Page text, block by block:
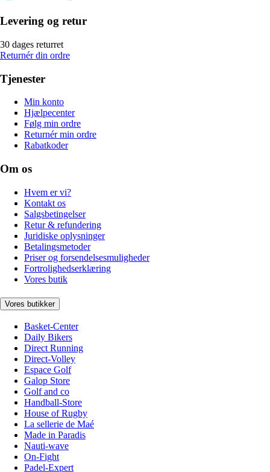
Levering og retur
30 dages returret
Returnér din ordre
Tjenester
Min konto
Hjælpecenter
Følg min ordre
Returnér min ordre
Rabatkoder
Om os
Hvem er vi?
Kontakt os
Salgsbetingelser
Retur & refundering
Juridiske oplysninger
Betalingsmetoder
Priser og forsendelsesmuligheder
Fortrolighedserklæring
Vores butik
Vores butikker
Basket-Center
Daily Bikers
Direct Running
Direct-Volley
Espace Golf
Galop Store
Golf and co
Handball-Store
House of Rugby
La sellerie de Maé
Made in Paradis
Nauti-wave
On-Fight
Padel-Expert